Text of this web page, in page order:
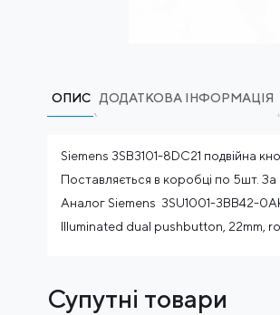
ОПИС ДОДАТКОВА ІНФОРМАЦІЯ
Siemens 3SB3101-8DC21 подвійна
Поставляється в коробці по 5шт. За
Аналог Siemens 3SU1001-3BB42-
Illuminated dual pushbutton, 22mm,
Супутні товари